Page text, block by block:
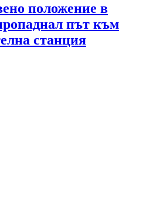
положение в
път към
станция